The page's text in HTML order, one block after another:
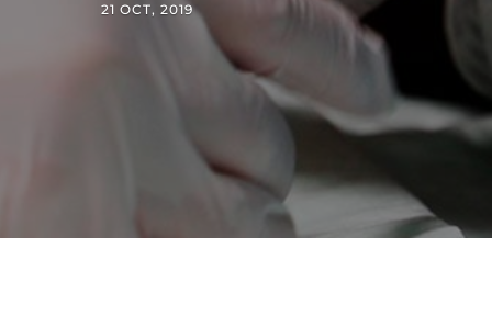
21 OCT, 2019